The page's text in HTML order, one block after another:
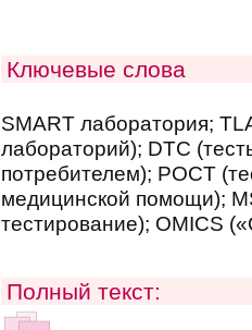
Ключевые слова
SMART лаборатория;
лабораторий); DTC
потребителем); POCT
медицинской помощи);
тестирование); OMICS
Полный текст: